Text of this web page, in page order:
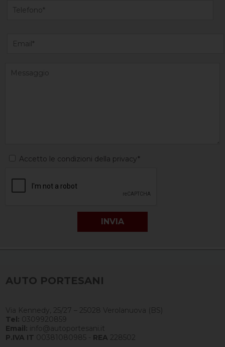
Accetto le condizioni della privacy*
AUTO PORTESANI
Via Kennedy, 25/27 – 25028 Verolanuova (BS)
Tel: 0309920859
Email: info@autoportesani.it
P.IVA IT 00381080985 - REA 228502